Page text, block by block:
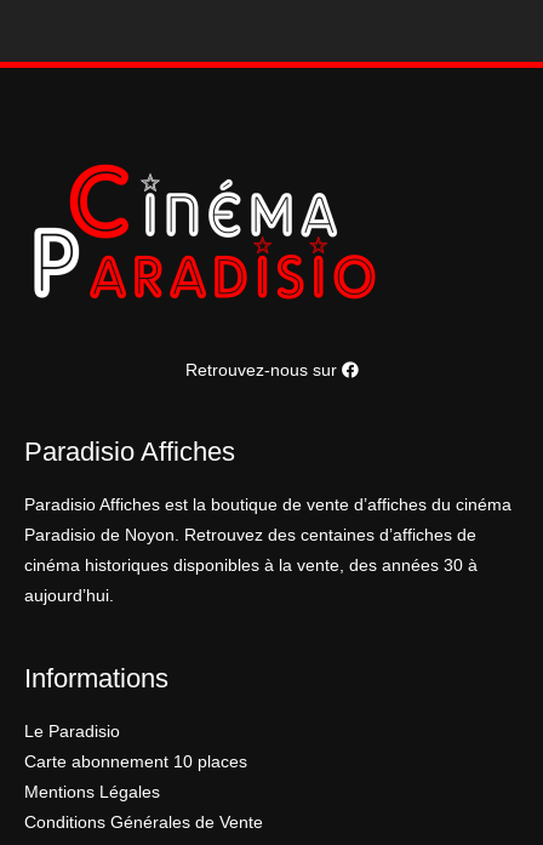
Retrouvez-nous sur
Paradisio Affiches
Paradisio Affiches est la boutique de vente d’affiches du cinéma
Paradisio de Noyon. Retrouvez des centaines d’affiches de
cinéma historiques disponibles à la vente, des années 30 à
aujourd’hui.
Informations
Le Paradisio
Carte abonnement 10 places
Mentions Légales
Conditions Générales de Vente